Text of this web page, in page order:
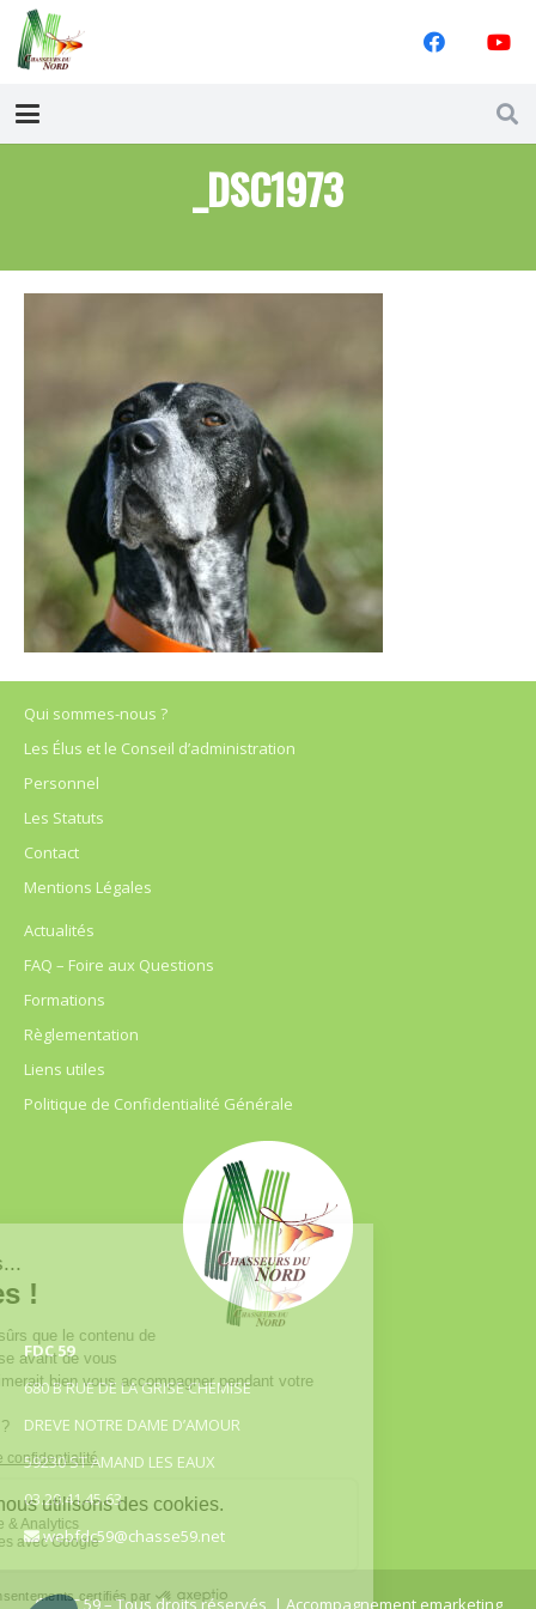
_DSC1973
Qui sommes-nous ?
Les Élus et le Conseil d’administration
Personnel
Les Statuts
Contact
Mentions Légales
Actualités
FAQ – Foire aux Questions
Formations
Règlementation
Liens utiles
Politique de Confidentialité Générale
FDC 59
680 B RUE DE LA GRISE CHEMISE
DREVE NOTRE DAME D’AMOUR
59230 ST AMAND LES EAUX
03.20.41.45.63
webfdc59@chasse59.net
© FDC 59 – Tous droits réservés | Accompagnement emarketing